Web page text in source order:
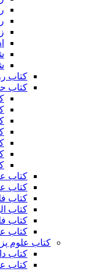
کتاب
کتاب
کتاب
کتاب
کتاب
کتاب
کتاب
کتاب
کتاب علوم
کتاب
کتاب